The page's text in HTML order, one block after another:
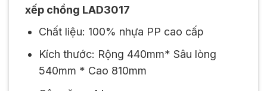
xếp chồng LAD3017
Chất liệu: 100% nhựa PP cao cấp
Kích thước: Rộng 440mm* Sâu lòng
540mm * Cao 810mm